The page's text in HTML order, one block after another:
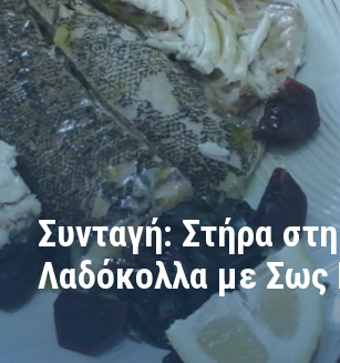
Συνταγή: Στήρα στη
Λαδόκολλα με Σως